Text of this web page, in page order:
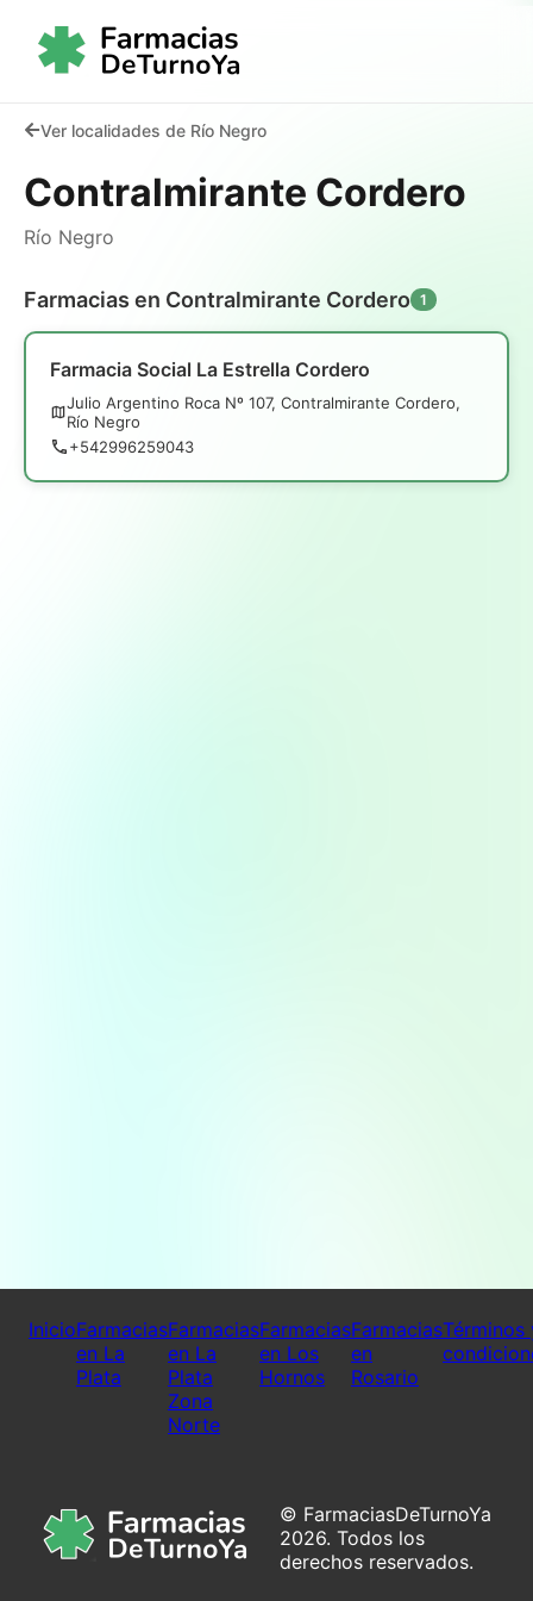
Ver localidades de Río Negro
Contralmirante Cordero
Río Negro
Farmacias en Contralmirante Cordero 1
Farmacia Social La Estrella Cordero
Julio Argentino Roca Nº 107, Contralmirante Cordero,
Río Negro
+542996259043
InicioFarmacias
en La
Plata
Farmacias
en La
Plata
Zona
Norte
Farmacias
en Los
Hornos
Farmacias
en
Rosario
Términos
© FarmaciasDeTurnoYa
2026. Todos los
derechos reservados.